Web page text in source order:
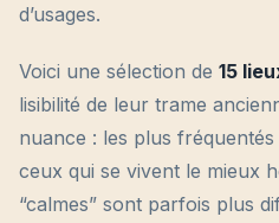
d’usages.
Voici une sélection de 15
lisibilité de leur trame
nuance : les plus
ceux qui se vivent le mieux
“calmes” sont parfois plus